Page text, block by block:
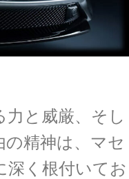
と威厳、そし
精神は、マセ
深く根付いてお